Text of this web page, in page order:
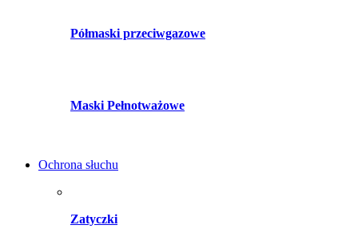
Półmaski przeciwgazowe
Maski Pełnotważowe
Ochrona słuchu
Zatyczki